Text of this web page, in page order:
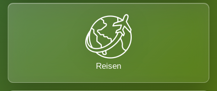
Reisen